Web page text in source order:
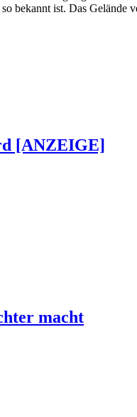
bekannt ist. Das Gelände
[ANZEIGE]
macht